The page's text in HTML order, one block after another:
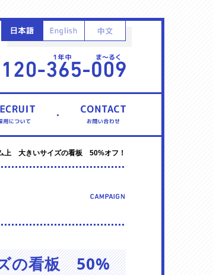
大きいサイズの看板 50%オフ！
の看板 50%